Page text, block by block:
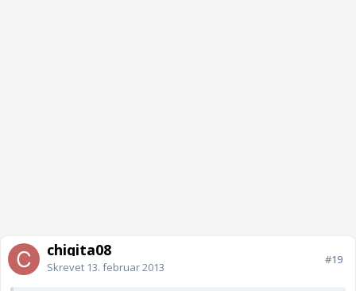
chiqita08
Skrevet 13. februar 2013
#19